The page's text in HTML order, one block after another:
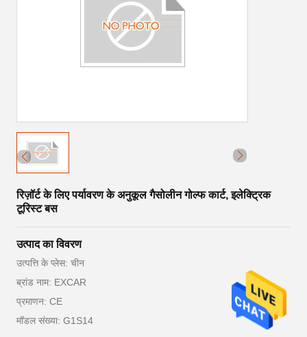
रिज़ॉर्ट के लिए पर्यावरण के अनुकूल गैसोलीन गोल्फ कार्ट, इलेक्ट्रिक
टूरिस्ट बस
उत्पाद का विवरण
उत्पत्ति के प्लेस: चीन
ब्रांड नाम: EXCAR
प्रमाणन: CE
मॉडल संख्या: G1S14